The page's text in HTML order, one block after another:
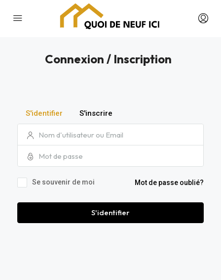
Connexion / Inscription
S'identifier S'inscrire
Se souvenir de moi Mot de passe oublié?
S'identifier